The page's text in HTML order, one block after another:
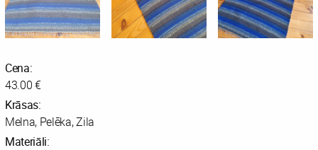
Cena:
43.00 €
Krāsas:
Melna, Pelēka, Zila
Materiāli: